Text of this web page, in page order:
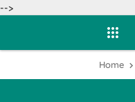
-->
Home